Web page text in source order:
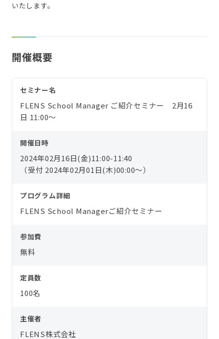
いたします。
開催概要
セミナー名
FLENS School Manager ご紹介セミナー 2月16
日 11:00～
開催日時
2024年02月16日(金)11:00-11:40
（受付 2024年02月01日(木)00:00〜）
プログラム詳細
FLENS School Managerご紹介セミナー
参加費
無料
定員数
100名
主催者
FLENS株式会社